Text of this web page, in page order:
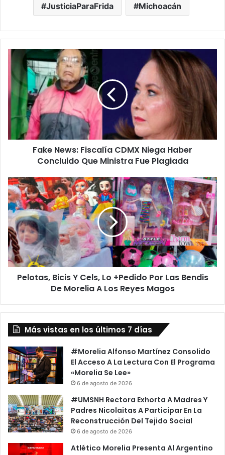
JusticiaParaFrida Michoacán
Fake
News:
Fiscalía
CDMX
Niega
Haber
Concluido
Ministra
Fake News: Fiscalía CDMX Niega Haber
Concluido Que Ministra Fue Plagiada
Pelotas,
Bicis
Y
Cels,
+Pedido
Por
Las
Bendis
Magos
Pelotas, Bicis Y Cels, Lo +Pedido Por Las Bendis
De Morelia A Los Reyes Magos
Más vistas en los últimos 7 días
#Morelia Alfonso Martínez Consolido
El Acceso A La Lectura Con El Programa
«Morelia Se Lee»
6 de agosto de 2026
#UMSNH Rectora Exhorta A Madres Y
Padres Nicolaitas A Participar En La
Reconstrucción Del Tejido Social
6 de agosto de 2026
Atlético Morelia Presenta Al Argentino